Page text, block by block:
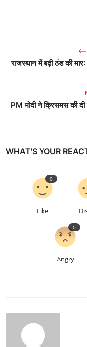
राजस्थान में बढ़ी ठंड की
PM मोदी ने क्रिसमस की दी
WHAT'S YOUR
Like
0
Angry
0